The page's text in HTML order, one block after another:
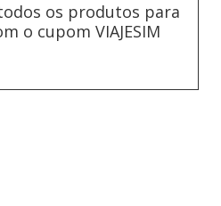
os produtos para
o cupom VIAJESIM